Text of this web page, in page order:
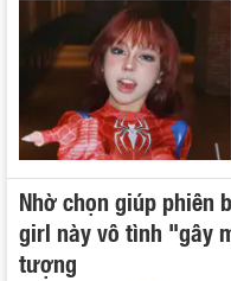
Nhờ chọn giúp phiên
girl này vô tình "gây
tượng